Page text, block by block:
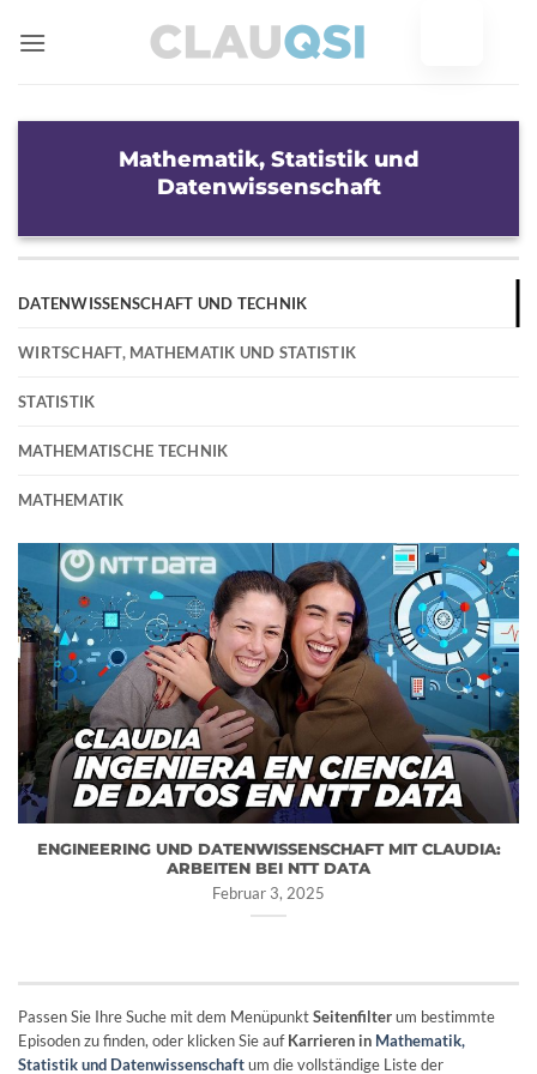
Inhalt
Mathematik, Statistik und
Datenwissenschaft
DATENWISSENSCHAFT UND TECHNIK
WIRTSCHAFT, MATHEMATIK UND STATISTIK
STATISTIK
MATHEMATISCHE TECHNIK
MATHEMATIK
ENGINEERING UND DATENWISSENSCHAFT MIT CLAUDIA:
ARBEITEN BEI NTT DATA
Februar 3, 2025
Passen Sie Ihre Suche mit dem MenüpunktSeitenfilterum bestimmte
Episoden zu finden, oder klicken Sie aufKarrieren in Mathematik,
Statistik und Datenwissenschaftum die vollständige Liste der